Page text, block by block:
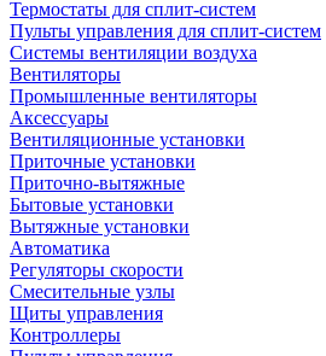
Термостаты для сплит-систем
Пульты управления для сплит-систем
Системы вентиляции воздуха
Вентиляторы
Промышленные вентиляторы
Аксессуары
Вентиляционные установки
Приточные установки
Приточно-вытяжные
Бытовые установки
Вытяжные установки
Автоматика
Регуляторы скорости
Смесительные узлы
Щиты управления
Контроллеры